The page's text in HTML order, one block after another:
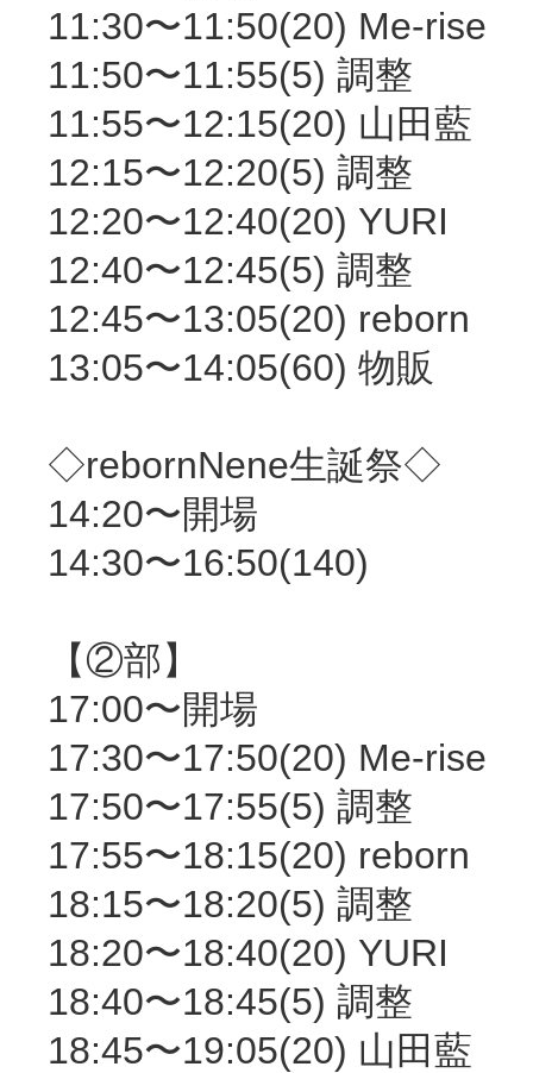
11:30〜11:50(20) Me-rise
11:50〜11:55(5) 調整
11:55〜12:15(20) 山田藍
12:15〜12:20(5) 調整
12:20〜12:40(20) YURI
12:40〜12:45(5) 調整
12:45〜13:05(20) reborn
13:05〜14:05(60) 物販
◇rebornNene生誕祭◇
14:20〜開場
14:30〜16:50(140)
【②部】
17:00〜開場
17:30〜17:50(20) Me-rise
17:50〜17:55(5) 調整
17:55〜18:15(20) reborn
18:15〜18:20(5) 調整
18:20〜18:40(20) YURI
18:40〜18:45(5) 調整
18:45〜19:05(20) 山田藍